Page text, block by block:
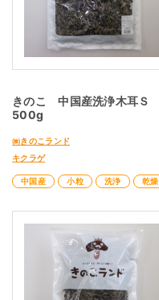
きのこ 中国産洗浄木耳Ｓ
500g
㈱きのこランド
キクラゲ
中国産 小粒 洗浄 乾燥